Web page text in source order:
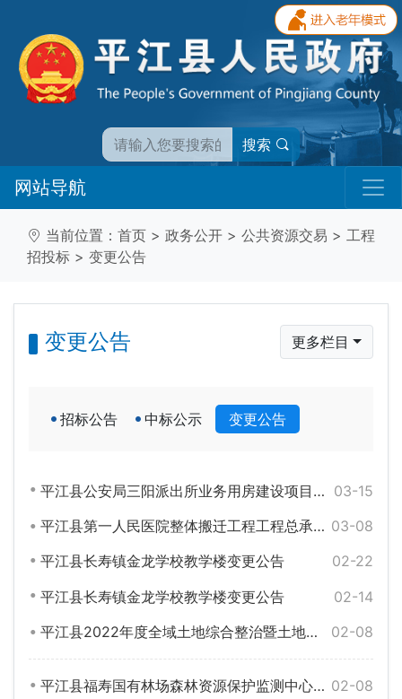
搜索
网站导航
当前位置： 首页 > 政务公开 > 公共资源交易 > 工程
招投标 > 变更公告
变更公告 更多栏目
招标公告 中标公示 变更公告
03-15
平江县公安局三阳派出所业务用房建设项目变更公告
03-08
平江县第一人民医院整体搬迁工程工程总承包招标公告变更公告
02-22
平江县长寿镇金龙学校教学楼变更公告
02-14
平江县长寿镇金龙学校教学楼变更公告
02-08
平江县2022年度全域土地综合整治暨土地开发耕地占补平衡EPC项目变更公告
02-08
平江县福寿国有林场森林资源保护监测中心建设项目工程总承包变更公告